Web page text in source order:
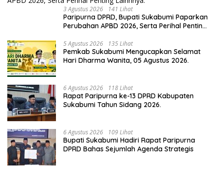
3 Agustus 2026 141 Lihat
Paripurna DPRD, Bupati Sukabumi Paparkan
Perubahan APBD 2026, Serta Perihal Penting
5 Agustus 2026 135 Lihat
Pemkab Sukabumi Mengucapkan Selamat
Hari Dharma Wanita, 05 Agustus 2026.
6 Agustus 2026 118 Lihat
Rapat Paripurna ke-13 DPRD Kabupaten
Sukabumi Tahun Sidang 2026.
6 Agustus 2026 109 Lihat
Bupati Sukabumi Hadiri Rapat Paripurna
DPRD Bahas Sejumlah Agenda Strategis